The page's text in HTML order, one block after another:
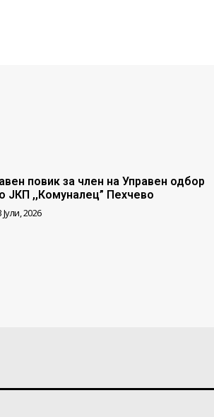
повик за член на Управен одбор
ЈКП ,,Комуналец” Пехчево
Јули, 2026